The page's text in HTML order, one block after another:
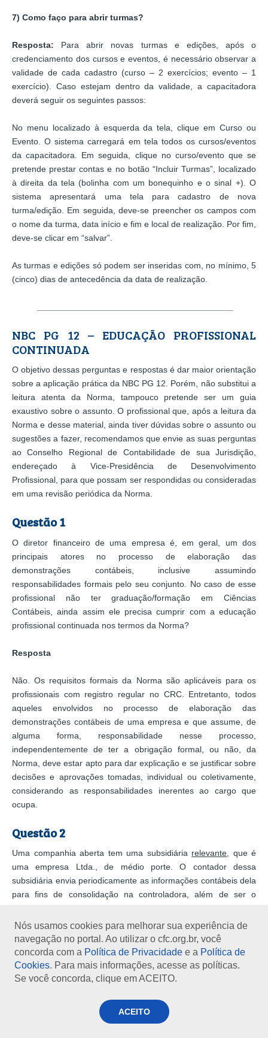
7) Como faço para abrir turmas?
Resposta: Para abrir novas turmas e edições, após o
credenciamento dos cursos e eventos, é necessário observar a
validade de cada cadastro (curso – 2 exercícios; evento – 1
exercício). Caso estejam dentro da validade, a capacitadora
deverá seguir os seguintes passos:
No menu localizado à esquerda da tela, clique em Curso ou
Evento. O sistema carregará em tela todos os cursos/eventos
da capacitadora. Em seguida, clique no curso/evento que se
pretende prestar contas e no botão “Incluir Turmas”, localizado
à direita da tela (bolinha com um bonequinho e o sinal +). O
sistema apresentará uma tela para cadastro de nova
turma/edição. Em seguida, deve-se preencher os campos com
o nome da turma, data início e fim e local de realização. Por fim,
deve-se clicar em “salvar”.
As turmas e edições só podem ser inseridas com, no mínimo, 5
(cinco) dias de antecedência da data de realização.
NBC PG 12 – EDUCAÇÃO PROFISSIONAL
CONTINUADA
O objetivo dessas perguntas e respostas é dar maior orientação
sobre a aplicação prática da NBC PG 12. Porém, não substitui a
leitura atenta da Norma, tampouco pretende ser um guia
exaustivo sobre o assunto. O profissional que, após a leitura da
Norma e desse material, ainda tiver dúvidas sobre o assunto ou
sugestões a fazer, recomendamos que envie as suas perguntas
ao Conselho Regional de Contabilidade de sua Jurisdição,
endereçado à Vice-Presidência de Desenvolvimento
Profissional, para que possam ser respondidas ou consideradas
em uma revisão periódica da Norma.
Questão 1
O diretor financeiro de uma empresa é, em geral, um dos
principais atores no processo de elaboração das
demonstrações contábeis, inclusive assumindo
responsabilidades formais pelo seu conjunto. No caso de esse
profissional não ter graduação/formação em Ciências
Contábeis, ainda assim ele precisa cumprir com a educação
profissional continuada nos termos da Norma?
Resposta
Não. Os requisitos formais da Norma são aplicáveis para os
profissionais com registro regular no CRC. Entretanto, todos
aqueles envolvidos no processo de elaboração das
demonstrações contábeis de uma empresa e que assume, de
alguma forma, responsabilidade nesse processo,
independentemente de ter a obrigação formal, ou não, da
Norma, deve estar apto para dar explicação e se justificar sobre
decisões e aprovações tomadas, individual ou coletivamente,
considerando as responsabilidades inerentes ao cargo que
ocupa.
Questão 2
Uma companhia aberta tem uma subsidiária relevante , que é
uma empresa Ltda., de médio porte. O contador dessa
subsidiária envia periodicamente as informações contábeis dela
para fins de consolidação na controladora, além de ser o
subsidiária ao final do exercício. O contador dessa subsidiária
está sujeito ao cumprimento da pontuação de educação
profissional continuada nos termos da Norma?
Resposta
Sim. Ele tem que cumprir os requisitos da Norma, não porque
seja responsável pela elaboração das demonstrações contábeis
Nós usamos cookies para melhorar sua experiência de
navegação no portal. Ao utilizar o cfc.org.br, você
concorda com a Política de Privacidade e a Política de
Cookies. Para mais informações, acesse as políticas.
Se você concorda, clique em ACEITO.
ACEITO